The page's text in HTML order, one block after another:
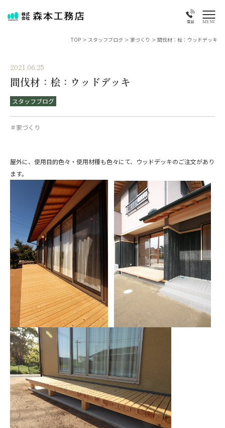
電話 MENU
TOP > スタッフブログ > 家づくり > 間伐材：桧：ウッドデッキ
2021.06.25
間伐材：桧：ウッドデッキ
スタッフブログ
＃家づくり
屋外に、使用目的色々・使用材種も色々にて、ウッドデッキのご注文があり
ます。